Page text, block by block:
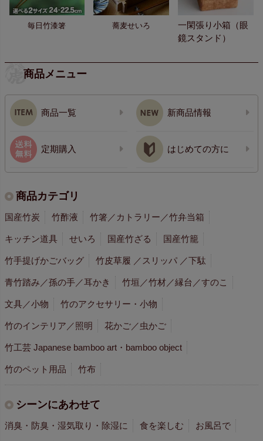
毎日竹漆箸 蕎麦せいろ
一閑張り小箱（眼
鏡スタンド）
商品メニュー
商品一覧 新商品情報
定期購入 はじめての方に
商品カテゴリ
国産竹炭 竹酢液 竹箸／カトラリー／竹弁当箱
キッチン道具 せいろ 国産竹ざる 国産竹籠
竹手提げかごバッグ 竹皮草履 ／スリッパ ／下駄
青竹踏み／孫の手／耳かき 竹垣／竹材／縁台／すのこ
文具／小物 竹のアクセサリー・小物
竹のインテリア／照明 花かご／虫かご
竹工芸 Japanese bamboo art・bamboo object
竹のペット用品 竹布
シーンにあわせて
消臭・防臭・湿気取り・除湿に 食を楽しむ お風呂で